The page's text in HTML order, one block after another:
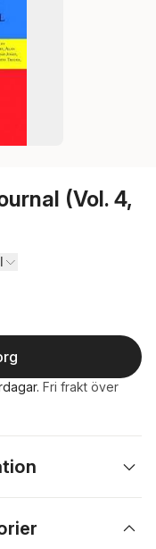
(Vol. 4,
. Fri frakt över